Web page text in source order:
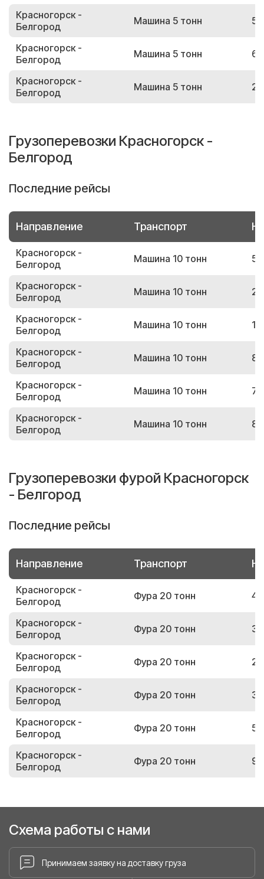
Красногорск -
Белгород
Машина 5 тонн
Красногорск -
Белгород
Машина 5 тонн
Красногорск -
Белгород
Машина 5 тонн
Грузоперевозки Красногорск -
Белгород
Последние рейсы
Направление Транспорт
Красногорск -
Белгород
Машина 10 тонн
Красногорск -
Белгород
Машина 10 тонн
Красногорск -
Белгород
Машина 10 тонн
Красногорск -
Белгород
Машина 10 тонн
Красногорск -
Белгород
Машина 10 тонн
Красногорск -
Белгород
Машина 10 тонн
Грузоперевозки фурой Красногорск
- Белгород
Последние рейсы
Направление Транспорт
Красногорск -
Белгород
Фура 20 тонн
Красногорск -
Белгород
Фура 20 тонн
Красногорск -
Белгород
Фура 20 тонн
Красногорск -
Белгород
Фура 20 тонн
Красногорск -
Белгород
Фура 20 тонн
Красногорск -
Белгород
Фура 20 тонн
Схема работы с нами
Принимаем заявку на доставку груза